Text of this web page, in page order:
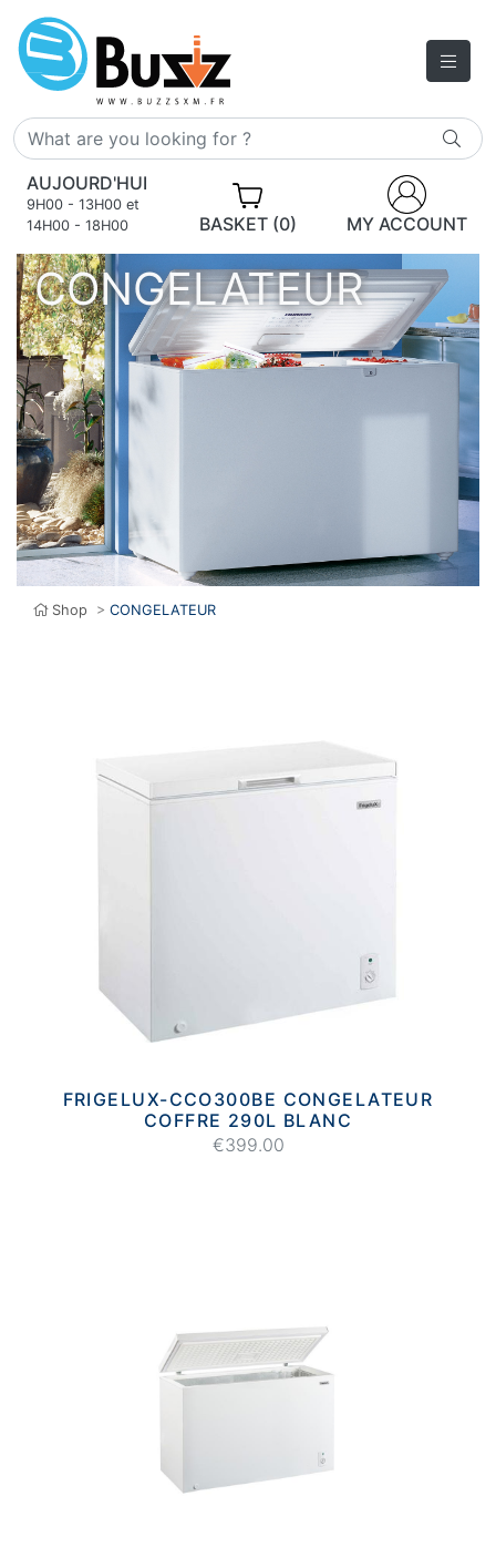
AUJOURD'HUI
9H00 - 13H00 et
14H00 - 18H00
BASKET (0) MY ACCOUNT
CONGELATEUR
Shop > CONGELATEUR
FRIGELUX-CCO300BE CONGELATEUR
COFFRE 290L BLANC
€399.00